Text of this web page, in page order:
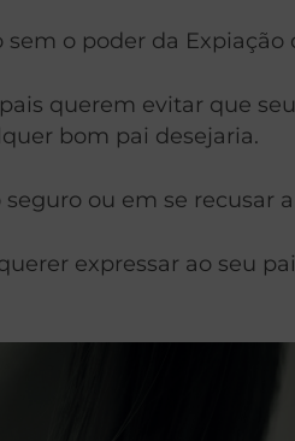
o poder da Expiação
querem evitar que
bom pai desejaria.
ou em se recusar
expressar ao seu